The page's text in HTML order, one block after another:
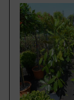
Gartenfan
um sich in der
Nistplatz zu
Braune
Die Großblütige
Sommer ein